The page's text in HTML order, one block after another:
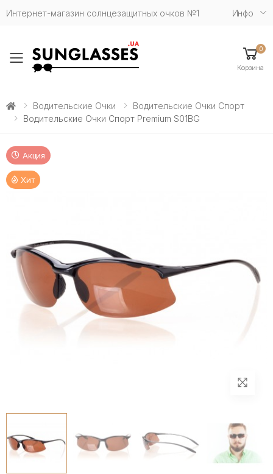
Интернет-магазин солнцезащитных очков №1 Инфо
Toggle mobile menu
0
Корзина
Водительские Очки
Водительские Очки Спорт
Водительские Очки Спорт Premium S01BG
Акция
Хит